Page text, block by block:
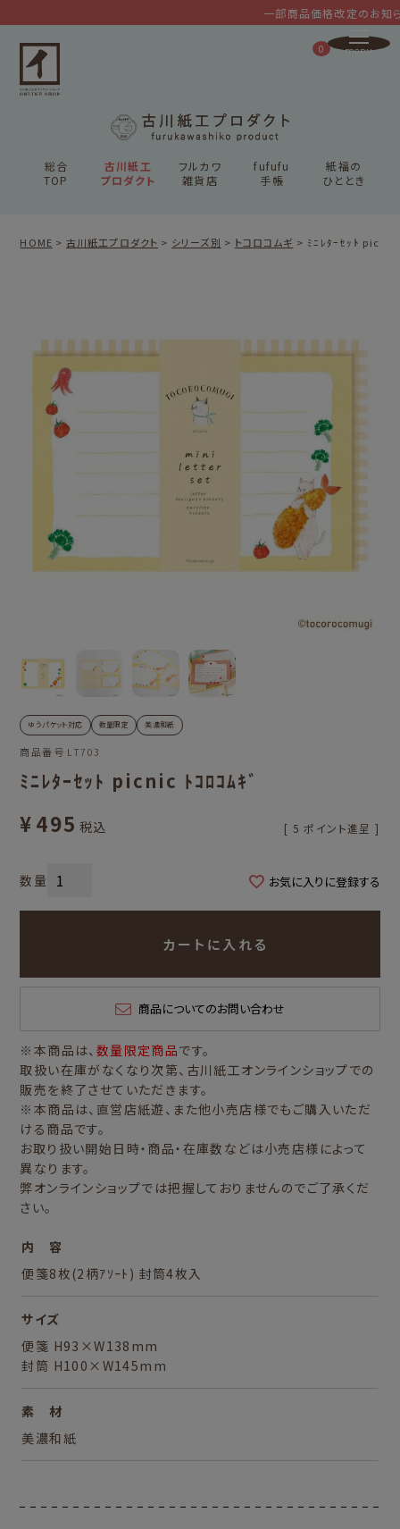
一部商品価格改定のお知らせ
総合
TOP
古川紙工
プロダクト
フルカワ
雑貨店
fufufu
手帳
紙福の
ひととき
0
HOME 古川紙工プロダクト シリーズ別 トコロコムギ ﾐﾆﾚﾀｰｾｯﾄ picnic
ゆうパケット対応 数量限定 美濃和紙
商品番号 LT703
ﾐﾆﾚﾀｰｾｯﾄ picnic ﾄｺﾛｺﾑｷﾞ
¥495 税込 [ 5 ポイント進呈 ]
お気に入りに登録する
カートに入れる
商品についてのお問い合わせ
※本商品は、 数量限定商品です。
取扱い在庫がなくなり次第、古川紙工オンラインショップでの
販売を終了させていただきます。
※本商品は、直営店紙遊、また他小売店様でもご購入いただ
ける商品です。
お取り扱い開始日時・商品・在庫数などは小売店様によって
異なります。
弊オンラインショップでは把握しておりませんのでご了承くだ
さい。
内 容
便箋8枚(2柄ｱｿｰﾄ) 封筒4枚入
サイズ
便箋 H93×W138mm
封筒 H100×W145mm
素 材
美濃和紙